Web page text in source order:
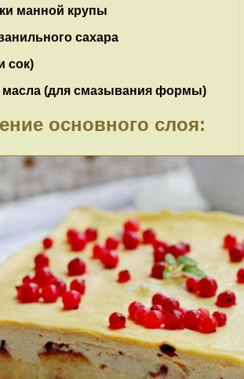
манной крупы
сахара
сок)
масла (для смазывания формы)
основного слоя: